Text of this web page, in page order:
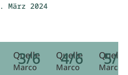
März 2024
3/6
Quelle
Marco
4/6
Quelle
Marco
5/6
Quelle
Marco